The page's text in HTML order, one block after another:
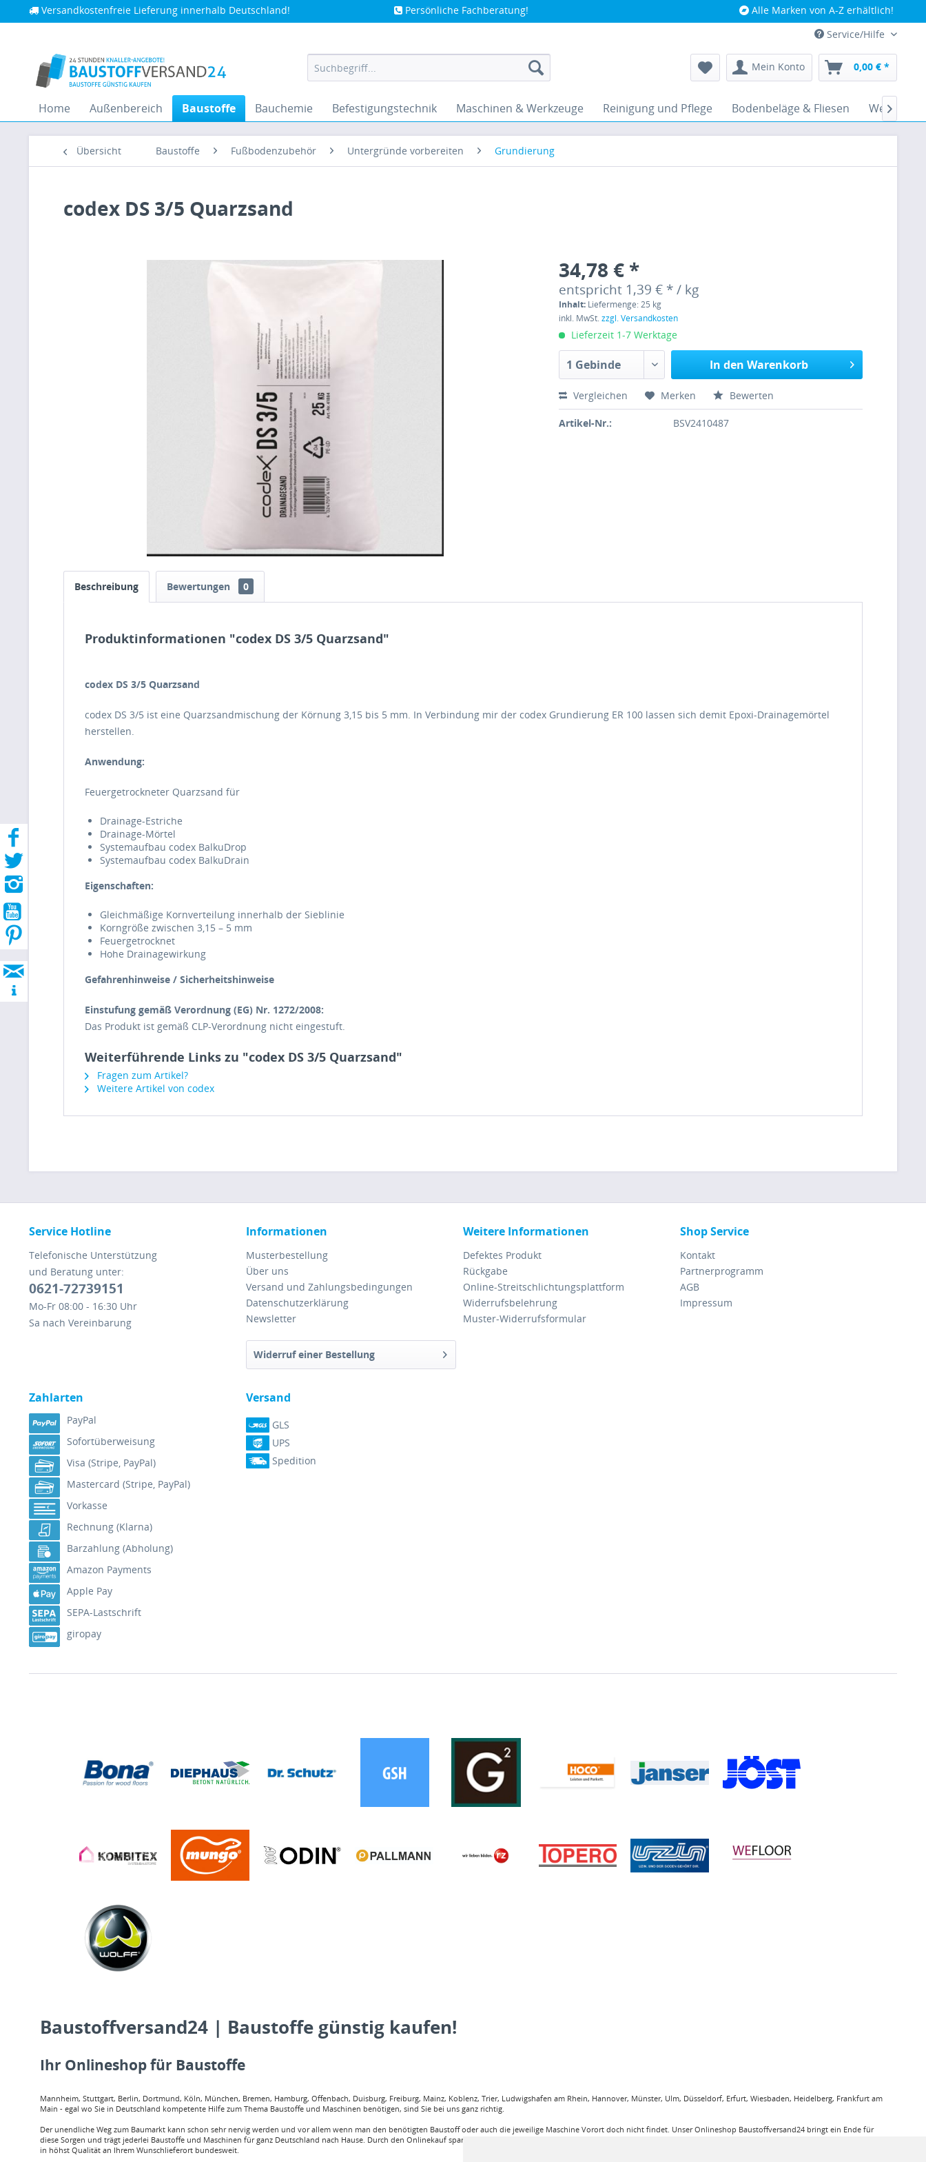
Versandkostenfreie Lieferung innerhalb Deutschland! Persönliche Fachberatung!
Alle Marken von A-Z erhältlich!
Service/Hilfe
Mein Konto 0,00 € *
Home Außenbereich Baustoffe Bauchemie Befestigungstechnik Maschinen & Werkzeuge Reinigung und Pflege Bodenbeläge & Fliesen 
Übersicht Baustoffe Fußbodenzubehör Untergründe vorbereiten Grundierung
codex DS 3/5 Quarzsand
34,78 € *
entspricht 1,39 € * / kg
Inhalt: Liefermenge: 25 kg
inkl. MwSt.zzgl. Versandkosten
Lieferzeit 1-7 Werktage
In den Warenkorb
Vergleichen Merken Bewerten
Artikel-Nr.: BSV2410487
Beschreibung Bewertungen 0
Produktinformationen "codex DS 3/5 Quarzsand"
codex DS 3/5 Quarzsand
codex DS 3/5 ist eine Quarzsandmischung der Körnung 3,15 bis 5 mm. In Verbindung mir der codex Grundierung ER 100 lassen sich demit Epoxi-Drainagemörtel
herstellen.
Anwendung:
Feuergetrockneter Quarzsand für
Drainage-Estriche
Drainage-Mörtel
Systemaufbau codex BalkuDrop
Systemaufbau codex BalkuDrain
Eigenschaften:
Gleichmäßige Kornverteilung innerhalb der Sieblinie
Korngröße zwischen 3,15 – 5 mm
Feuergetrocknet
Hohe Drainagewirkung
Gefahrenhinweise / Sicherheitshinweise
Einstufung gemäß Verordnung (EG) Nr. 1272/2008:
Das Produkt ist gemäß CLP-Verordnung nicht eingestuft.
Weiterführende Links zu "codex DS 3/5 Quarzsand"
Fragen zum Artikel?
Weitere Artikel von codex
Service Hotline
Telefonische Unterstützung
und Beratung unter:
0621-72739151
Mo-Fr 08:00 - 16:30 Uhr
Sa nach Vereinbarung
Informationen
Musterbestellung
Über uns
Versand und Zahlungsbedingungen
Datenschutzerklärung
Newsletter
Widerruf einer Bestellung
Weitere Informationen
Defektes Produkt
Rückgabe
Online-Streitschlichtungsplattform
Widerrufsbelehrung
Muster-Widerrufsformular
Shop Service
Kontakt
Partnerprogramm
AGB
Impressum
Zahlarten
PayPal
Sofortüberweisung
Visa (Stripe, PayPal)
Mastercard (Stripe, PayPal)
Vorkasse
Rechnung (Klarna)
Barzahlung (Abholung)
Amazon Payments
Apple Pay
SEPA-Lastschrift
giropay
Versand
GLS
UPS
Spedition
Baustoffversand24 | Baustoffe günstig kaufen!
Ihr Onlineshop für Baustoffe
Mannheim, Stuttgart, Berlin, Dortmund, Köln, München, Bremen, Hamburg, Offenbach, Duisburg, Freiburg, Mainz, Koblenz, Trier, Ludwigshafen am Rhein, Hannover, Münster, Ulm, Düsseldorf, Erfurt, Wiesbaden, Heidelberg, Frankfurt am
Main - egal wo Sie in Deutschland kompetente Hilfe zum Thema Baustoffe und Maschinen benötigen, sind Sie bei uns ganz richtig.
Der unendliche Weg zum Baumarkt kann schon sehr nervig werden und vor allem wenn man den benötigten Baustoff oder auch die jeweilige Maschine Vorort doch nicht findet. Unser Onlineshop Baustoffversand24 bringt ein Ende für
diese Sorgen und trägt jederlei Baustoffe und Maschinen für ganz Deutschland nach Hause. Durch den Onlinekauf spart man sehr viel Zeit und körperliche Anstrengung. Sie bestellen bequem online und wir liefern die jeweiligen Produkte
in höhst Qualität an Ihrem Wunschlieferort bundesweit.